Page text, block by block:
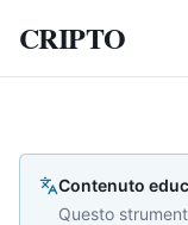
CRIPTO
Contenuto
Questo